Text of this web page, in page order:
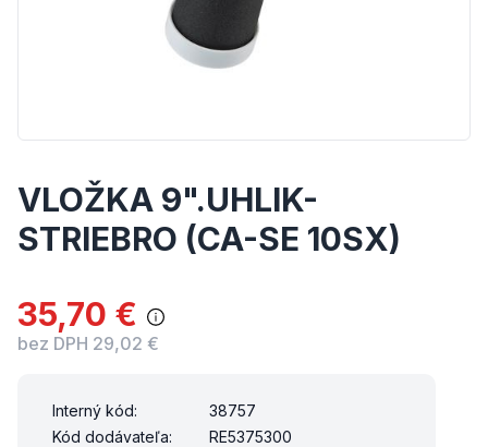
VLOŽKA 9".UHLIK-
STRIEBRO (CA-SE 10SX)
35,70 €
bez DPH 29,02 €
Interný kód:
38757
Kód dodávateľa:
RE5375300